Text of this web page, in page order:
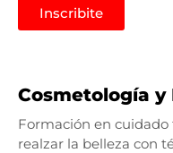
Inscribite
Cosmetología y
Formación en cuidado
realzar la belleza con